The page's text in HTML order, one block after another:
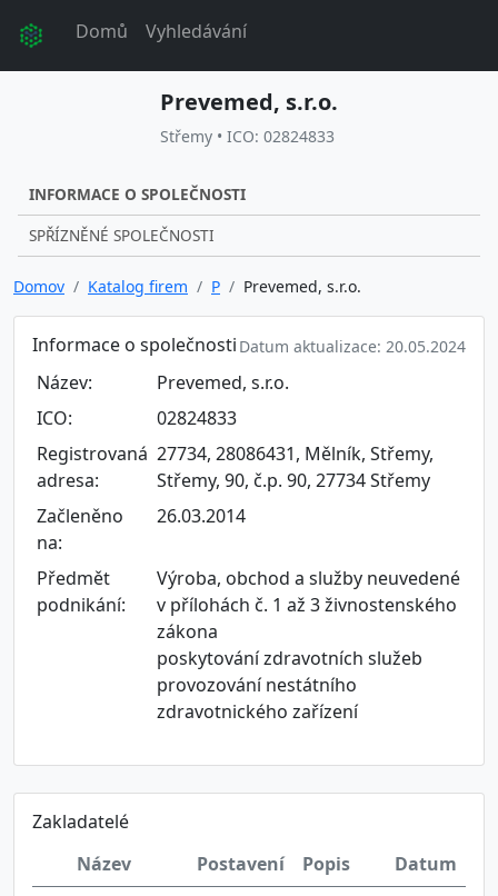
Domů Vyhledávání
Prevemed, s.r.o.
Střemy • ICO: 02824833
INFORMACE O SPOLEČNOSTI
SPŘÍZNĚNÉ SPOLEČNOSTI
Domov Katalog firem P Prevemed, s.r.o.
Informace o společnosti Datum aktualizace: 20.05.2024
Název:
Prevemed, s.r.o.
ICO:
02824833
Registrovaná
adresa:
27734, 28086431, Mělník, Střemy,
Střemy, 90, č.p. 90, 27734 Střemy
Začleněno
na:
26.03.2014
Předmět
podnikání:
Výroba, obchod a služby neuvedené
v přílohách č. 1 až 3 živnostenského
zákona
poskytování zdravotních služeb
provozování nestátního
zdravotnického zařízení
Zakladatelé
Název
Postavení Popis
Datum